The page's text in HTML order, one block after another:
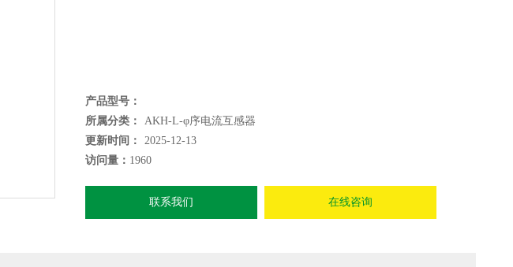
产品型号：
所属分类：
AKH-L-φ序电流互感器
更新时间：
2025-12-13
访问量： 1960
联系我们 在线咨询